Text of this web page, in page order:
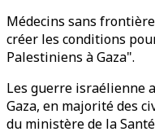
Médecins sans
créer les conditions
Palestiniens à Gaza".
Les guerre israélienne
Gaza, en majorité des
du ministère de la